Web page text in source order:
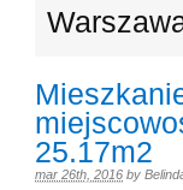
25.17m2
mar 26th, 2016 by